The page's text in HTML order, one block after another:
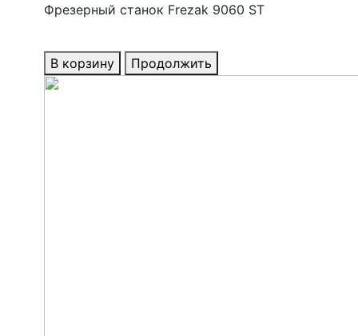
Фрезерный станок Frezak 9060 ST
В корзину Продолжить